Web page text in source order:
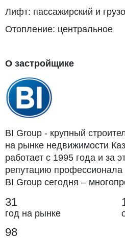
Лифт: пассажирский и
Отопление: центральное
О застройщике
BI Group - крупный
на рынке недвижимости
работает с 1995 года и за
репутацию профессионала
BI Group сегодня –
дирекции в различных
девелопмента и
31
год на рынке
98